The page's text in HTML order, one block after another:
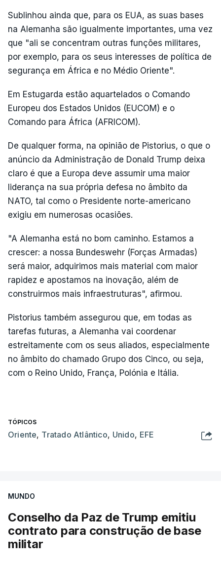
Sublinhou ainda que, para os EUA, as suas bases
na Alemanha são igualmente importantes, uma vez
que "ali se concentram outras funções militares,
por exemplo, para os seus interesses de política de
segurança em África e no Médio Oriente".
Em Estugarda estão aquartelados o Comando
Europeu dos Estados Unidos (EUCOM) e o
Comando para África (AFRICOM).
De qualquer forma, na opinião de Pistorius, o que o
anúncio da Administração de Donald Trump deixa
claro é que a Europa deve assumir uma maior
liderança na sua própria defesa no âmbito da
NATO, tal como o Presidente norte-americano
exigiu em numerosas ocasiões.
"A Alemanha está no bom caminho. Estamos a
crescer: a nossa Bundeswehr (Forças Armadas)
será maior, adquirimos mais material com maior
rapidez e apostamos na inovação, além de
construirmos mais infraestruturas", afirmou.
Pistorius também assegurou que, em todas as
tarefas futuras, a Alemanha vai coordenar
estreitamente com os seus aliados, especialmente
no âmbito do chamado Grupo dos Cinco, ou seja,
com o Reino Unido, França, Polónia e Itália.
TÓPICOS
Oriente, Tratado Atlântico, Unido, EFE
MUNDO
Conselho da Paz de Trump emitiu
contrato para construção de base
militar